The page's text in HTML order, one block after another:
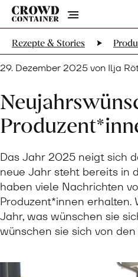
Menu
Rezepte & Stories
29. Dezember 2025 von Ilja
Das Jahr 2025 neigt sich
neue Jahr steht bereits in
haben viele Nachrichten
Produzent*innen erhalten.
Jahr, was wünschen sie
wünschen sie sich von